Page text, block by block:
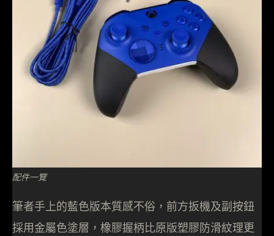
配件一覽
筆者手上的藍色版本質感不俗，前方扳機及副按鈕
採用金屬色塗層，橡膠握柄比原版塑膠防滑紋理更